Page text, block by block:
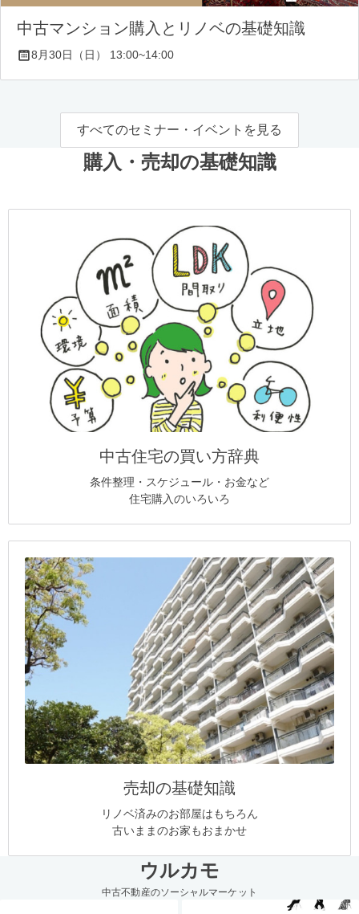
中古マンション購入とリノベの基礎知識
8月30日（日） 13:00~14:00
すべてのセミナー・イベントを見る
購入・売却の基礎知識
中古住宅の買い方辞典
条件整理・スケジュール・お金など
住宅購入のいろいろ
売却の基礎知識
リノベ済みのお部屋はもちろん
古いままのお家もおまかせ
ウルカモ
中古不動産のソーシャルマーケット